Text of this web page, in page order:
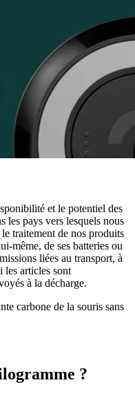
et le potentiel des
les pays vers lesquels nous
traitement de nos produits
même, de ses batteries ou
liées au transport, à
les articles sont
à la décharge.
carbone de la souris sans
?